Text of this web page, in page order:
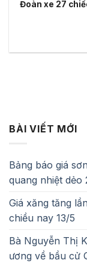
Đoàn xe 27
BÀI VIẾT MỚI
Bảng báo giá
quang nhiệt dẻo
Giá xăng tăng
chiều nay 13/5
Bà Nguyễn Thị
ương về bầu cử